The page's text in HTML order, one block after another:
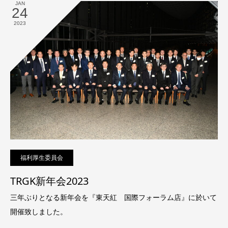
JAN
24
2023
福利厚生委員会
TRGK新年会2023
三年ぶりとなる新年会を『東天紅 国際フォーラム店』に於いて
開催致しました。